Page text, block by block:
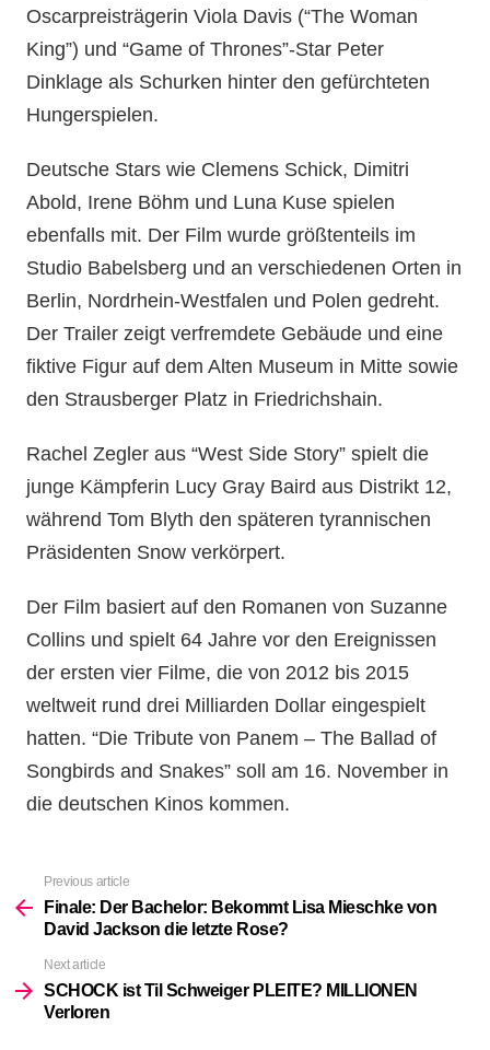
Oscarpreisträgerin Viola Davis (“The Woman
King”) und “Game of Thrones”-Star Peter
Dinklage als Schurken hinter den gefürchteten
Hungerspielen.
Deutsche Stars wie Clemens Schick, Dimitri
Abold, Irene Böhm und Luna Kuse spielen
ebenfalls mit. Der Film wurde größtenteils im
Studio Babelsberg und an verschiedenen Orten in
Berlin, Nordrhein-Westfalen und Polen gedreht.
Der Trailer zeigt verfremdete Gebäude und eine
fiktive Figur auf dem Alten Museum in Mitte sowie
den Strausberger Platz in Friedrichshain.
Rachel Zegler aus “West Side Story” spielt die
junge Kämpferin Lucy Gray Baird aus Distrikt 12,
während Tom Blyth den späteren tyrannischen
Präsidenten Snow verkörpert.
Der Film basiert auf den Romanen von Suzanne
Collins und spielt 64 Jahre vor den Ereignissen
der ersten vier Filme, die von 2012 bis 2015
weltweit rund drei Milliarden Dollar eingespielt
hatten. “Die Tribute von Panem – The Ballad of
Songbirds and Snakes” soll am 16. November in
die deutschen Kinos kommen.
more
Previous article
Finale: Der Bachelor: Bekommt Lisa Mieschke von
David Jackson die letzte Rose?
Next article
SCHOCK ist Til Schweiger PLEITE? MILLIONEN
Verloren